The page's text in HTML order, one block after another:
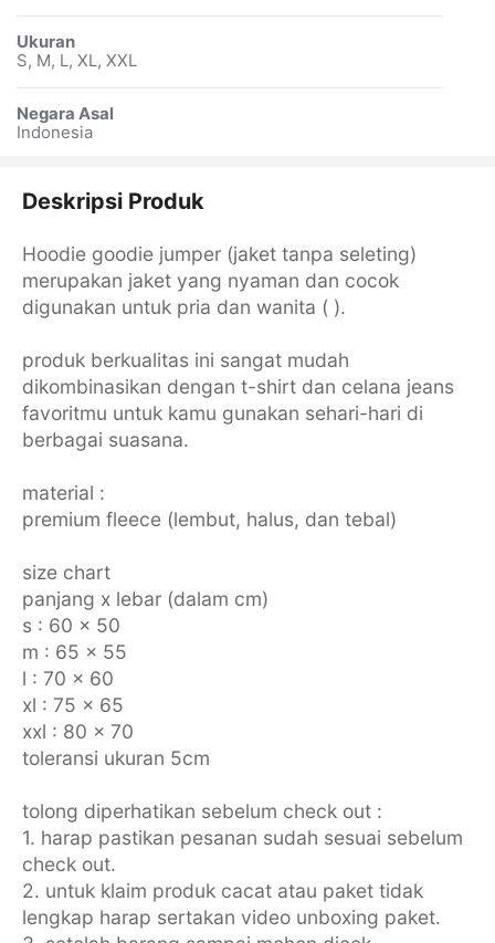
Ukuran
S, M, L, XL, XXL
Negara Asal
Indonesia
Deskripsi Produk
Hoodie goodie jumper (jaket tanpa seleting)
merupakan jaket yang nyaman dan cocok
digunakan untuk pria dan wanita ( ).
produk berkualitas ini sangat mudah
dikombinasikan dengan t-shirt dan celana jeans
favoritmu untuk kamu gunakan sehari-hari di
berbagai suasana.
material :
premium fleece (lembut, halus, dan tebal)
size chart
panjang x lebar (dalam cm)
s : 60 x 50
m : 65 x 55
l : 70 x 60
xl : 75 x 65
xxl : 80 x 70
toleransi ukuran 5cm
tolong diperhatikan sebelum check out :
1. harap pastikan pesanan sudah sesuai sebelum
check out.
2. untuk klaim produk cacat atau paket tidak
lengkap harap sertakan video unboxing paket.